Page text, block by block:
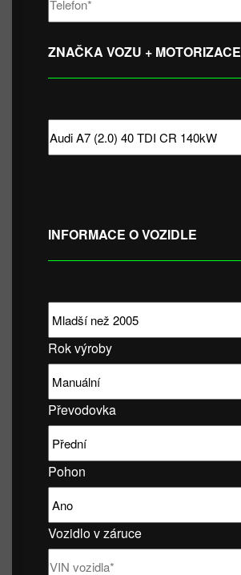
ZNAČKA VOZU + MOTORIZACE
INFORMACE O VOZIDLE
Rok výroby
Převodovka
Pohon
Vozidlo v záruce